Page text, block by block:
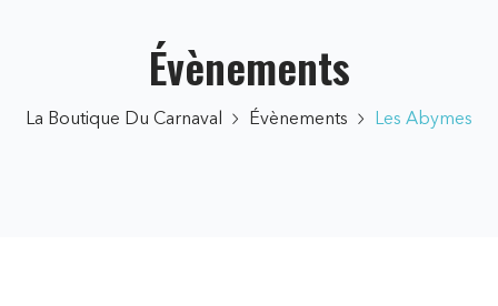
Évènements
La Boutique Du Carnaval Évènements Les Abymes